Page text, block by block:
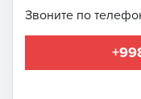
Звоните по